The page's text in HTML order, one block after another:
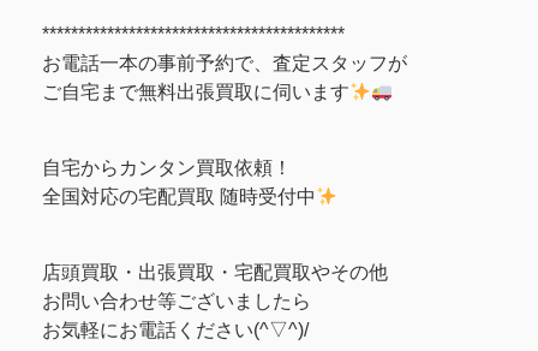
******************************************
お電話一本の事前予約で、査定スタッフが
ご自宅まで無料出張買取に伺います
自宅からカンタン買取依頼！
全国対応の宅配買取 随時受付中
店頭買取・出張買取・宅配買取やその他
お問い合わせ等ございましたら
お気軽にお電話ください(^▽^)/